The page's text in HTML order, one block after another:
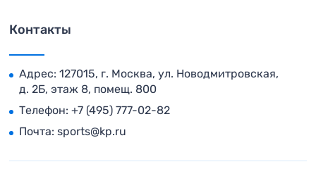
Контакты
Адрес: 127015, г. Москва, ул. Новодмитровская,
д. 2Б, этаж 8, помещ. 800
Телефон: +7 (495) 777-02-82
Почта: sports@kp.ru